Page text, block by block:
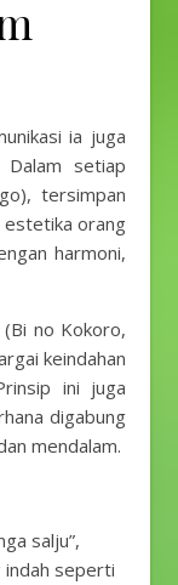
ia juga
setiap
tersimpan
estetika orang
harmoni,
(Bi no Kokoro,
keindahan
ini juga
digabung
mendalam.
salju”,
indah seperti